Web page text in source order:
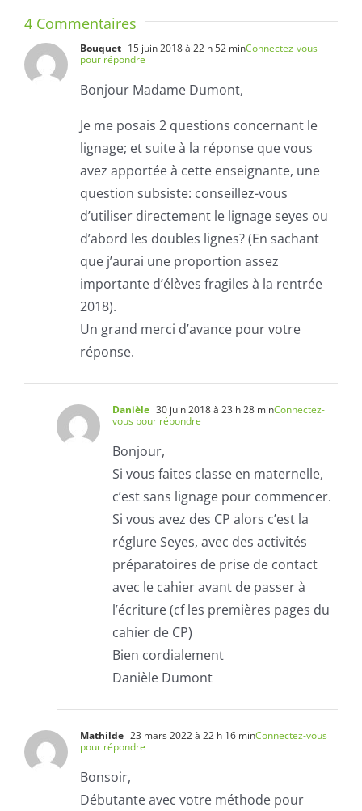
LETTRES
–
LEÇON
1
4 Commentaires
Bouquet 15 juin 2018 à 22 h 52 minConnectez-vous
pour répondre
Bonjour Madame Dumont,
Je me posais 2 questions concernant le
lignage; et suite à la réponse que vous
avez apportée à cette enseignante, une
question subsiste: conseillez-vous
d’utiliser directement le lignage seyes ou
d’abord les doubles lignes? (En sachant
que j’aurai une proportion assez
importante d’élèves fragiles à la rentrée
2018).
Un grand merci d’avance pour votre
réponse.
Danièle 30 juin 2018 à 23 h 28 minConnectez-
vous pour répondre
Bonjour,
Si vous faites classe en maternelle,
c’est sans lignage pour commencer.
Si vous avez des CP alors c’est la
réglure Seyes, avec des activités
préparatoires de prise de contact
avec le cahier avant de passer à
l’écriture (cf les premières pages du
cahier de CP)
Bien cordialement
Danièle Dumont
Mathilde 23 mars 2022 à 22 h 16 minConnectez-vous
pour répondre
Bonsoir,
Débutante avec votre méthode pour